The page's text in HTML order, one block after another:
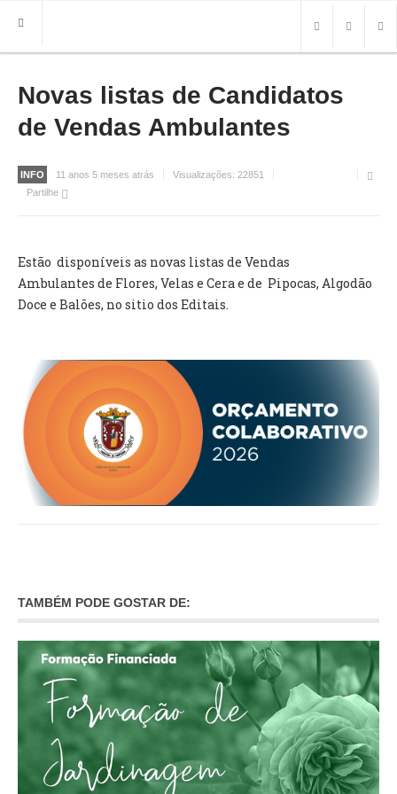
HOME
FREGUESIA
INFO
HISTÓRIA
CONTACTOS ÚTEIS
BRASÃO
FOTOS
CONSTITUIÇÃO
GRAVAÇÕES DAS REUNIÕES PÚBLICAS DO EXECUTIVO
DOCUMENTOS
ATAS E DOCUMENTOS DA ASSEMBLEIA
EDITAIS
PLANO E ORÇAMENTO
RELATÓRIO E CONTAS
Novas listas de Candidatos
de Vendas Ambulantes
INFO 11 anos 5 meses atrás Visualizações: 22851
Partilhe
Estão disponíveis as novas listas de Vendas
Ambulantes de Flores, Velas e Cera e de Pipocas, Algodão
Doce e Balões, no sitio dos Editais.
TAMBÉM PODE GOSTAR DE: